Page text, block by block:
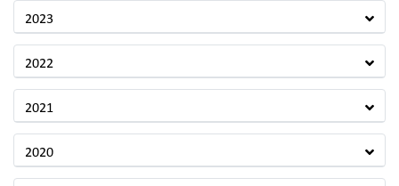
2023
2022
2021
2020